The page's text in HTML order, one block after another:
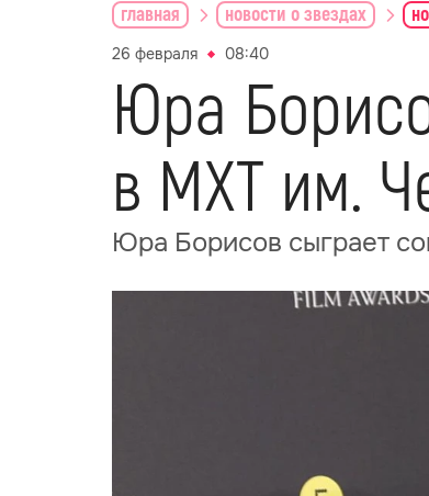
главная новости о звездах
26 февраля 08:40
Юра
в МХТ им.
Юра Борисов сыграет